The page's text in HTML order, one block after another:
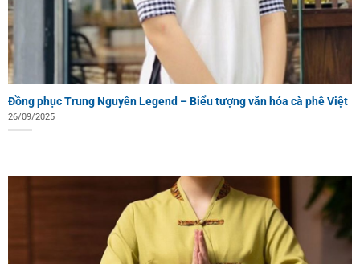
Đồng phục Trung Nguyên Legend – Biểu tượng văn hóa cà phê Việt
26/09/2025